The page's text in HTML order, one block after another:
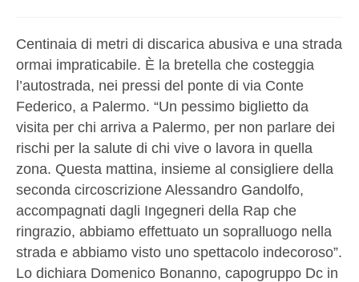
Centinaia di metri di discarica abusiva e una strada
ormai impraticabile. È la bretella che costeggia
l’autostrada, nei pressi del ponte di via Conte
Federico, a Palermo. “Un pessimo biglietto da
visita per chi arriva a Palermo, per non parlare dei
rischi per la salute di chi vive o lavora in quella
zona. Questa mattina, insieme al consigliere della
seconda circoscrizione Alessandro Gandolfo,
accompagnati dagli Ingegneri della Rap che
ringrazio, abbiamo effettuato un sopralluogo nella
strada e abbiamo visto uno spettacolo indecoroso”.
Lo dichiara Domenico Bonanno, capogruppo Dc in